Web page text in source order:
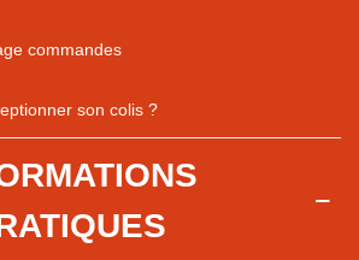
des performances du magasin
Express, Chez vous, Point relais, Retrait magasin
commandes
son colis ?